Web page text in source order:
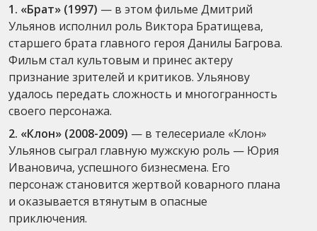
1. «Брат» (1997) — в этом фильме Дмитрий
Ульянов исполнил роль Виктора Братищева,
старшего брата главного героя Данилы Багрова.
Фильм стал культовым и принес актеру
признание зрителей и критиков. Ульянову
удалось передать сложность и многогранность
своего персонажа.
2. «Клон» (2008-2009) — в телесериале «Клон»
Ульянов сыграл главную мужскую роль — Юрия
Ивановича, успешного бизнесмена. Его
персонаж становится жертвой коварного плана
и оказывается втянутым в опасные
приключения.